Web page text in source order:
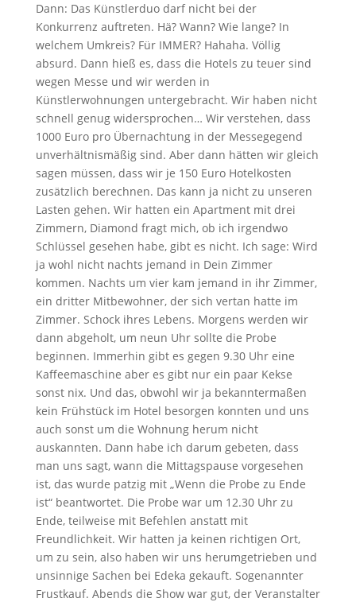
Dann: Das Künstlerduo darf nicht bei der
Konkurrenz auftreten. Hä? Wann? Wie lange? In
welchem Umkreis? Für IMMER? Hahaha. Völlig
absurd. Dann hieß es, dass die Hotels zu teuer sind
wegen Messe und wir werden in
Künstlerwohnungen untergebracht. Wir haben nicht
schnell genug widersprochen… Wir verstehen, dass
1000 Euro pro Übernachtung in der Messegegend
unverhältnismäßig sind. Aber dann hätten wir gleich
sagen müssen, dass wir je 150 Euro Hotelkosten
zusätzlich berechnen. Das kann ja nicht zu unseren
Lasten gehen. Wir hatten ein Apartment mit drei
Zimmern, Diamond fragt mich, ob ich irgendwo
Schlüssel gesehen habe, gibt es nicht. Ich sage: Wird
ja wohl nicht nachts jemand in Dein Zimmer
kommen. Nachts um vier kam jemand in ihr Zimmer,
ein dritter Mitbewohner, der sich vertan hatte im
Zimmer. Schock ihres Lebens. Morgens werden wir
dann abgeholt, um neun Uhr sollte die Probe
beginnen. Immerhin gibt es gegen 9.30 Uhr eine
Kaffeemaschine aber es gibt nur ein paar Kekse
sonst nix. Und das, obwohl wir ja bekanntermaßen
kein Frühstück im Hotel besorgen konnten und uns
auch sonst um die Wohnung herum nicht
auskannten. Dann habe ich darum gebeten, dass
man uns sagt, wann die Mittagspause vorgesehen
ist, das wurde patzig mit „Wenn die Probe zu Ende
ist“ beantwortet. Die Probe war um 12.30 Uhr zu
Ende, teilweise mit Befehlen anstatt mit
Freundlichkeit. Wir hatten ja keinen richtigen Ort,
um zu sein, also haben wir uns herumgetrieben und
unsinnige Sachen bei Edeka gekauft. Sogenannter
Frustkauf. Abends die Show war gut, der Veranstalter